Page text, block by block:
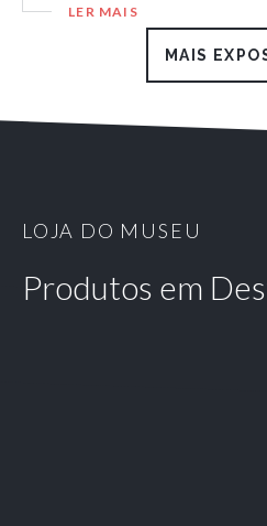
LER MAIS
MAIS
LOJA DO MUSEU
Produtos em